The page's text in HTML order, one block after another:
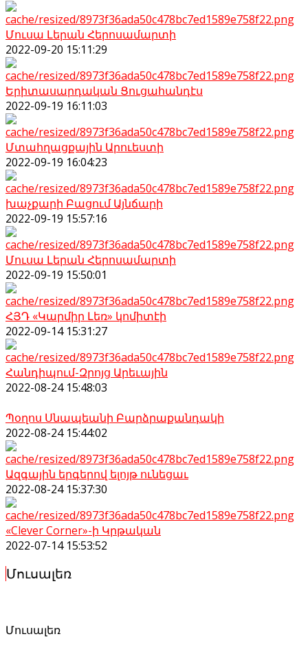
Մուսա Լերան Հերոսամարտի
2022-09-20 15:11:29
Երիտասարդական Ցուցահանդէս
2022-09-19 16:11:03
Մտահղացքային Արուեստի
2022-09-19 16:04:23
խաչքարի Բացում Այնճարի
2022-09-19 15:57:16
Մուսա Լերան Հերոսամարտի
2022-09-19 15:50:01
ՀՅԴ «Կարմիր Լեռ» կոմիտէի
2022-09-14 15:31:27
Հանդիպում-Զրոյց Արեւային
2022-08-24 15:48:03
Պօղոս Սնապեանի Բարձրաքանդակի
2022-08-24 15:44:02
Ազգային երգերով ելոյթ ունեցաւ
2022-08-24 15:37:30
«Clever Corner»-ի Կրթական
2022-07-14 15:53:52
Մուսալեռ
Մուսալեռ